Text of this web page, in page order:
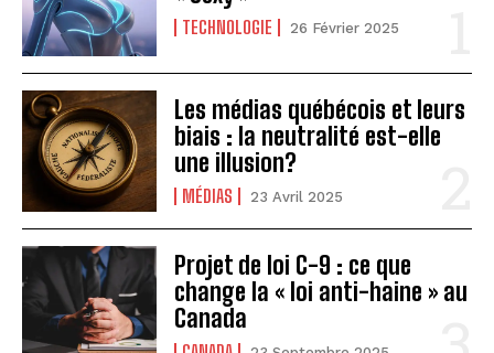
TECHNOLOGIE 26 Février 2025
Les médias québécois et leurs
biais : la neutralité est-elle
une illusion?
MÉDIAS 23 Avril 2025
Projet de loi C-9 : ce que
change la « loi anti-haine » au
Canada